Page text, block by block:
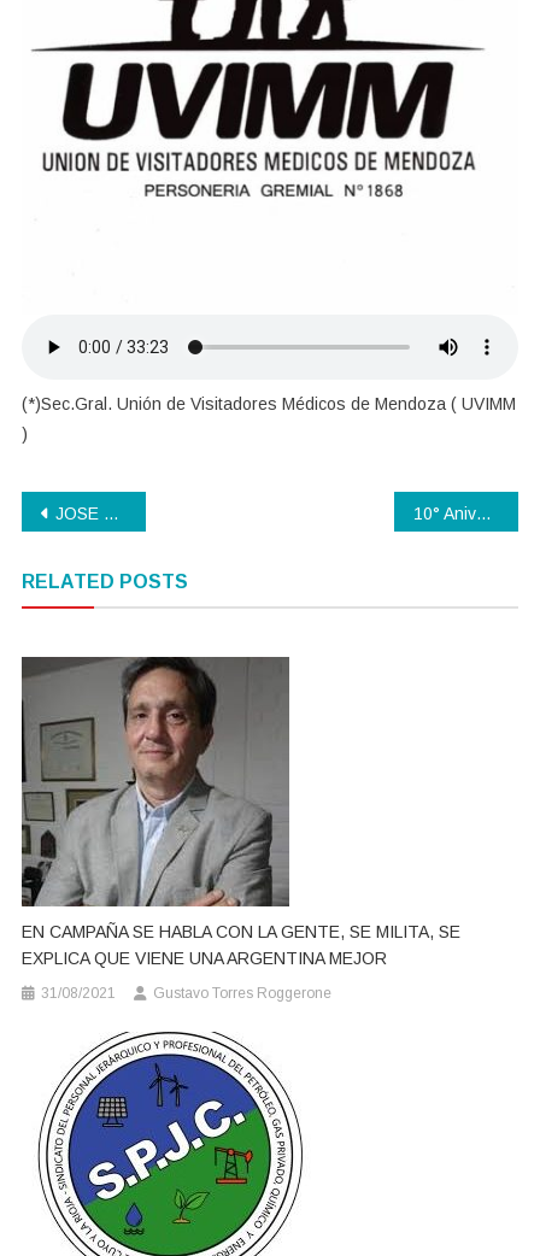
(*)Sec.Gral. Unión de Visitadores Médicos de Mendoza ( UVIMM
)
Navegación
entradas
JOSE FELIX ALDAO, el CHE colonial 10° Aniversario de la aprobación de la Ley de Matrimonio Igualitario
RELATED POSTS
EN CAMPAÑA SE HABLA CON LA GENTE, SE MILITA, SE
EXPLICA QUE VIENE UNA ARGENTINA MEJOR
31/08/2021 Gustavo Torres Roggerone